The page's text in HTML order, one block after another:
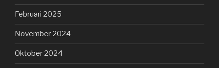
Februari 2025
November 2024
Oktober 2024